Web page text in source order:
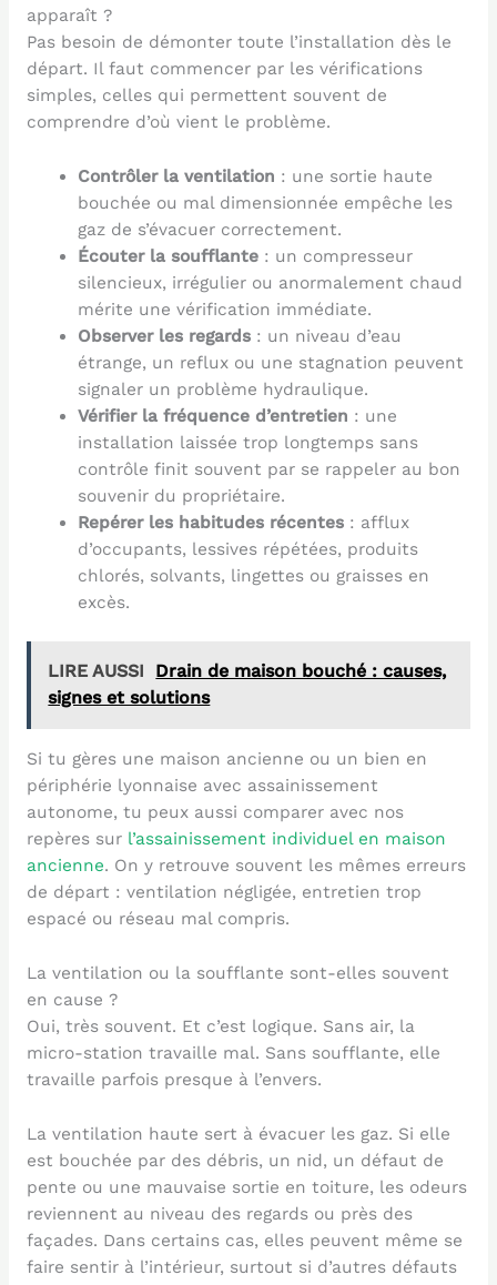
apparaît ?
Pas besoin de démonter toute l’installation dès le
départ. Il faut commencer par les vérifications
simples, celles qui permettent souvent de
comprendre d’où vient le problème.
Contrôler la ventilation : une sortie haute
bouchée ou mal dimensionnée empêche les
gaz de s’évacuer correctement.
Écouter la soufflante : un compresseur
silencieux, irrégulier ou anormalement chaud
mérite une vérification immédiate.
Observer les regards : un niveau d’eau
étrange, un reflux ou une stagnation peuvent
signaler un problème hydraulique.
Vérifier la fréquence d’entretien : une
installation laissée trop longtemps sans
contrôle finit souvent par se rappeler au bon
souvenir du propriétaire.
Repérer les habitudes récentes : afflux
d’occupants, lessives répétées, produits
chlorés, solvants, lingettes ou graisses en
excès.
LIRE AUSSI
Drain de maison bouché : causes,
signes et solutions
Si tu gères une maison ancienne ou un bien en
périphérie lyonnaise avec assainissement
autonome, tu peux aussi comparer avec nos
repères sur l’assainissement individuel en maison
ancienne. On y retrouve souvent les mêmes erreurs
de départ : ventilation négligée, entretien trop
espacé ou réseau mal compris.
La ventilation ou la soufflante sont-elles souvent
en cause ?
Oui, très souvent. Et c’est logique. Sans air, la
micro-station travaille mal. Sans soufflante, elle
travaille parfois presque à l’envers.
La ventilation haute sert à évacuer les gaz. Si elle
est bouchée par des débris, un nid, un défaut de
pente ou une mauvaise sortie en toiture, les odeurs
reviennent au niveau des regards ou près des
façades. Dans certains cas, elles peuvent même se
faire sentir à l’intérieur, surtout si d’autres défauts